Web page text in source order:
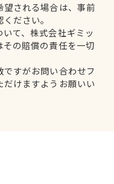
される場合は、事前
ださい。
て、株式会社ギミッ
の賠償の責任を一切
すがお問い合わせフ
けますようお願いい